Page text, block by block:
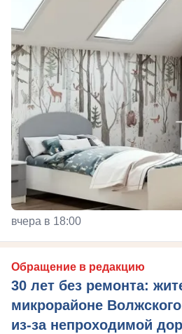
вчера в 18:00
Обращение в редакцию
30 лет без ремонта:
микрорайоне
из‑за непроходимой